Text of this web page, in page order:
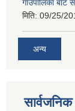
गाउपालिका
मिति: 09/25/
अन्य